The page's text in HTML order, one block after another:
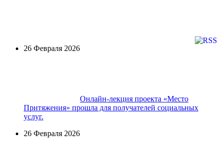
26 Февраля 2026
Онлайн-лекция проекта «Место
Притяжения» прошла для получателей социальных
услуг.
26 Февраля 2026